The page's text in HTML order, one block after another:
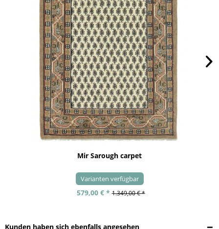
Mir Sarough carpet
Varianten verfügbar
579,00 € * 1.349,00 € *
Kunden haben sich ebenfalls angesehen